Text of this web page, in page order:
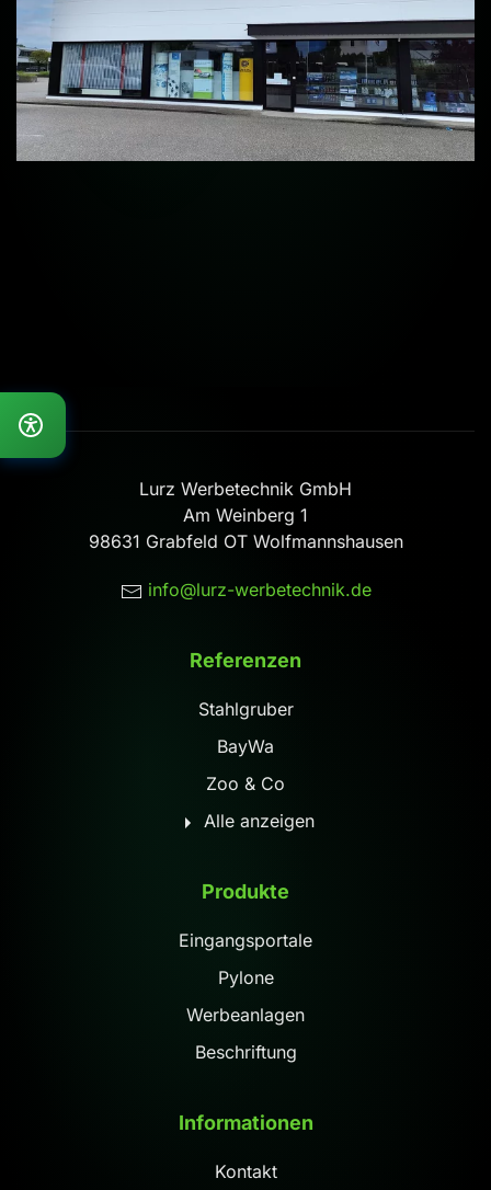
Lurz Werbetechnik GmbH
Am Weinberg 1
98631 Grabfeld OT Wolfmannshausen
info@lurz-werbetechnik.de
Referenzen
Stahlgruber
BayWa
Zoo & Co
Alle anzeigen
Produkte
Eingangsportale
Pylone
Werbeanlagen
Beschriftung
Informationen
Kontakt